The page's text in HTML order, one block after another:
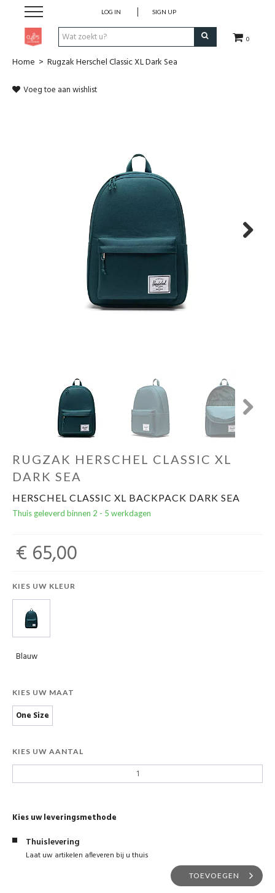
0
LOG IN SIGN UP
Pen & Papier
School & Travel
Cadeaubon
Acties en events
Home > Rugzak Herschel Classic XL Dark Sea
Voeg toe aan wishlist
RUGZAK HERSCHEL CLASSIC XL
DARK SEA
HERSCHEL CLASSIC XL BACKPACK DARK SEA
Thuis geleverd binnen 2 - 5 werkdagen
€ 65,00
KIES UW KLEUR
Blauw
KIES UW MAAT
One Size
KIES UW AANTAL
Kies uw leveringsmethode
Thuislevering
Laat uw artikelen afleveren bij u thuis
TOEVOEGEN